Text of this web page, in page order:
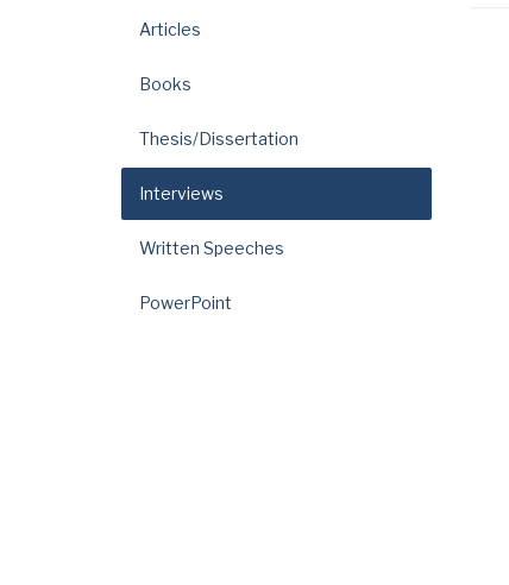
Articles
Books
Thesis/Dissertation
Interviews
Written Speeches
PowerPoint